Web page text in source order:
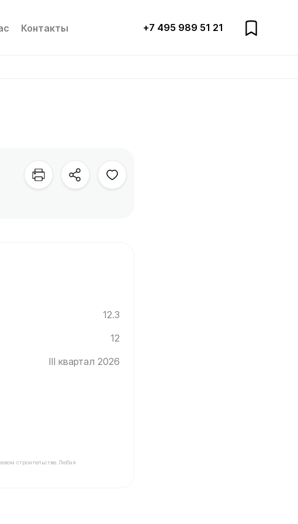
Контакты +7 495 989 51 21
12.3
12
III квартал 2026
строительстве. Любая